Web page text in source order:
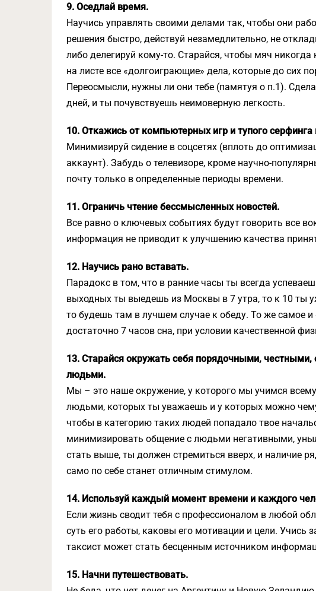
9. Оседлай время.
Научись управлять своими делами так, чтобы они
решения быстро, действуй незамедлительно, не
либо делегируй кому-то. Старайся, чтобы мяч
на листе все «долгоиграющие» дела, которые до сих
Переосмысли, нужны ли они тебе (памятуя о п.1).
дней, и ты почувствуешь неимоверную легкость.
10. Откажись от компьютерных игр и тупого серфинга
Минимизируй сидение в соцсетях (вплоть до
аккаунт). Забудь о телевизоре, кроме научно-
почту только в определенные периоды времени.
11. Ограничь чтение бессмысленных новостей.
Все равно о ключевых событиях будут говорить все
информация не приводит к улучшению качества
12. Научись рано вставать.
Парадокс в том, что в ранние часы ты всегда
выходных ты выедешь из Москвы в 7 утра, то к 10 ты
то будешь там в лучшем случае к обеду. То же самое
достаточно 7 часов сна, при условии качественной
13. Старайся окружать себя порядочными,
людьми.
Мы – это наше окружение, у которого мы учимся
людьми, которых ты уважаешь и у которых можно
чтобы в категорию таких людей попадало твое
минимизировать общение с людьми негативными,
стать выше, ты должен стремиться вверх, и наличие
само по себе станет отличным стимулом.
14. Используй каждый момент времени и каждого
Если жизнь сводит тебя с профессионалом в любой
суть его работы, каковы его мотивации и цели.
таксист может стать бесценным источником
15. Начни путешествовать.